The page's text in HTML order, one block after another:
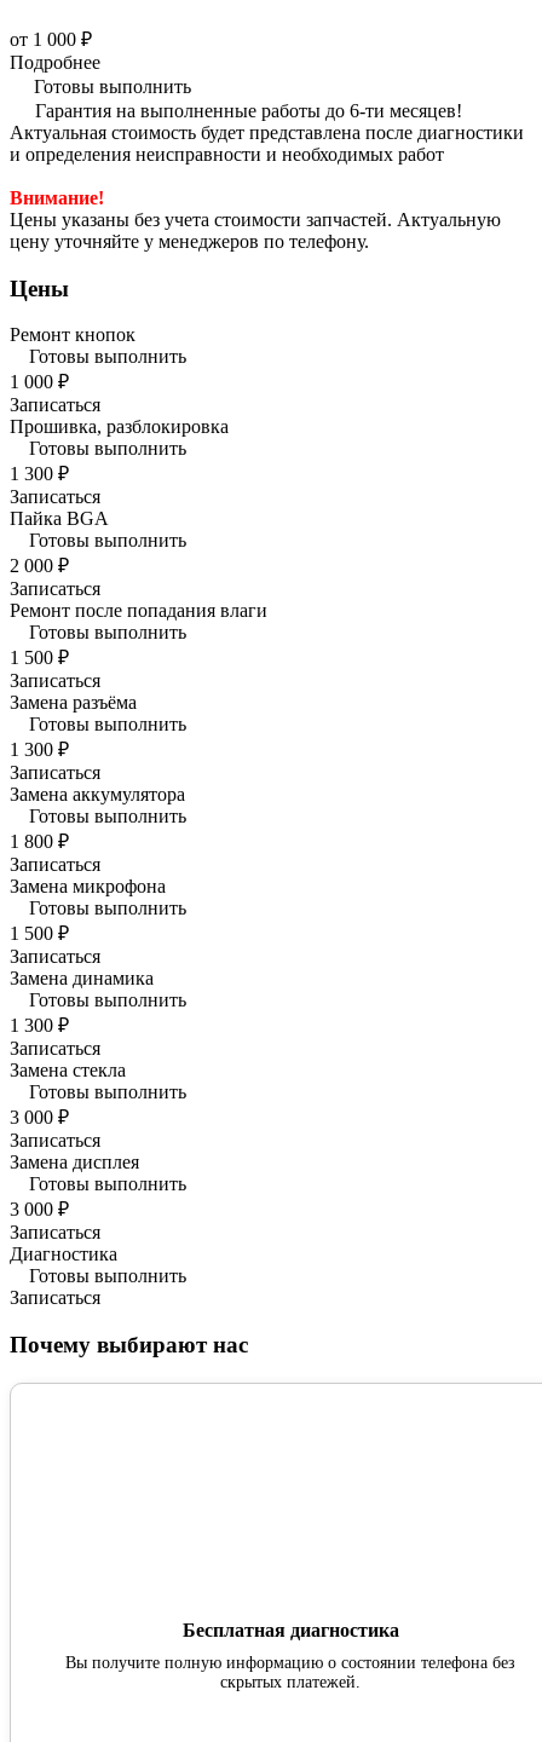
от 1 000 ₽
Подробнее
Готовы выполнить
Гарантия на выполненные работы до 6-ти месяцев!
Актуальная стоимость будет представлена после диагностики
и определения неисправности и необходимых работ
Внимание!
Цены указаны без учета стоимости запчастей. Актуальную
цену уточняйте у менеджеров по телефону.
Цены
Ремонт кнопок
Готовы выполнить
1 000 ₽
Записаться
Прошивка, разблокировка
Готовы выполнить
1 300 ₽
Записаться
Пайка BGA
Готовы выполнить
2 000 ₽
Записаться
Ремонт после попадания влаги
Готовы выполнить
1 500 ₽
Записаться
Замена разъёма
Готовы выполнить
1 300 ₽
Записаться
Замена аккумулятора
Готовы выполнить
1 800 ₽
Записаться
Замена микрофона
Готовы выполнить
1 500 ₽
Записаться
Замена динамика
Готовы выполнить
1 300 ₽
Записаться
Замена стекла
Готовы выполнить
3 000 ₽
Записаться
Замена дисплея
Готовы выполнить
3 000 ₽
Записаться
Диагностика
Готовы выполнить
Записаться
Почему выбирают нас
Бесплатная диагностика
Вы получите полную информацию о состоянии телефона без
скрытых платежей.